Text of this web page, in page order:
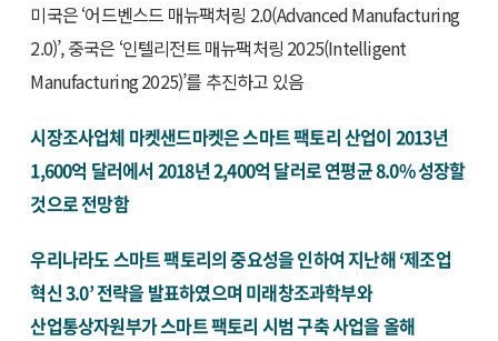
미국은 ‘어드벤스드 매뉴팩처링 2.0(Advanced Manufacturing
2.0)’, 중국은 ‘인텔리전트 매뉴팩처링 2025(Intelligent
Manufacturing 2025)’를 추진하고 있음
시장조사업체 마켓샌드마켓은 스마트 팩토리 산업이 2013년
1,600억 달러에서 2018년 2,400억 달러로 연평균 8.0% 성장할
것으로 전망함
우리나라도 스마트 팩토리의 중요성을 인하여 지난해 ‘제조업
혁신 3.0’ 전략을 발표하였으며 미래창조과학부와
산업통상자원부가 스마트 팩토리 시범 구축 사업을 올해